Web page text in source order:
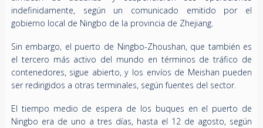
indefinidamente, según un comunicado emitido por el
gobierno local de Ningbo de la provincia de Zhejiang.
Sin embargo, el puerto de Ningbo-Zhoushan, que también es
el tercero más activo del mundo en términos de tráfico de
contenedores, sigue abierto, y los envíos de Meishan pueden
ser redirigidos a otras terminales, según fuentes del sector.
El tiempo medio de espera de los buques en el puerto de
Ningbo era de uno a tres días, hasta el 12 de agosto, según